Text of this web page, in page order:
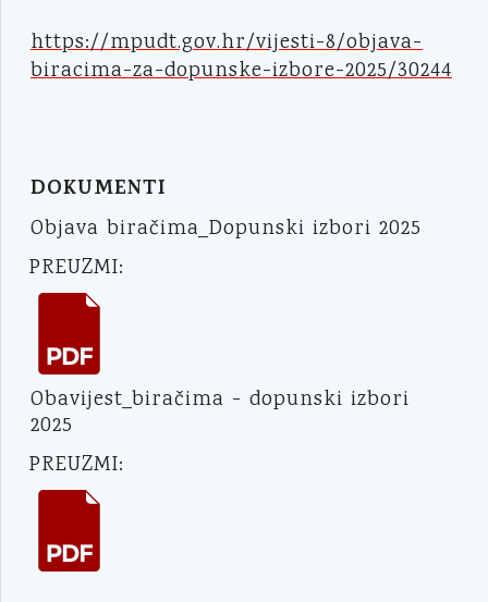
https://mpudt.gov.hr/vijesti-8/objava-
biracima-za-dopunske-izbore-2025/30244
DOKUMENTI
Objava biračima_Dopunski izbori 2025
PREUZMI:
Obavijest_biračima - dopunski izbori
2025
PREUZMI: